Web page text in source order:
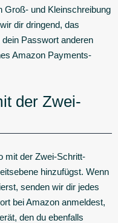
Groß- und Kleinschreibung
dir dringend, das
Passwort anderen
Amazon Payments-
der Zwei-
mit der Zwei-Schritt-
hinzufügst. Wenn
senden wir dir jedes
bei Amazon anmeldest,
den du ebenfalls